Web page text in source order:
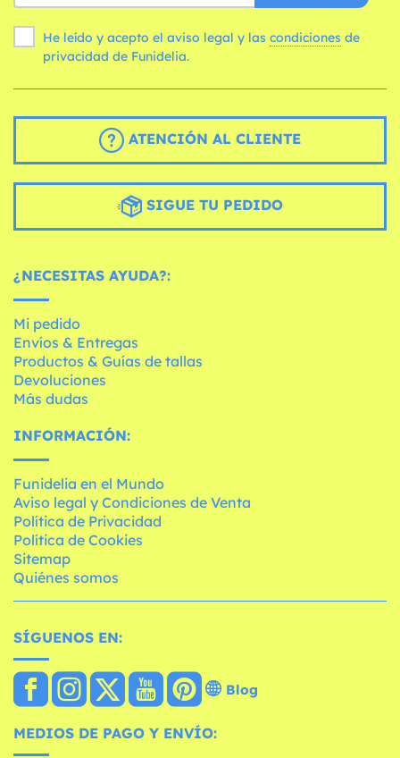
He leído y acepto el aviso legal y las condiciones
privacidad de Funidelia.
ATENCIÓN AL CLIENTE
SIGUE TU PEDIDO
¿NECESITAS AYUDA?:
Mi pedido
Envíos & Entregas
Productos & Guías de tallas
Devoluciones
Más dudas
INFORMACIÓN:
Funidelia en el Mundo
Aviso legal y Condiciones de Venta
Política de Privacidad
Política de Cookies
Sitemap
Quiénes somos
SÍGUENOS EN:
Blog
MEDIOS DE PAGO Y ENVÍO: